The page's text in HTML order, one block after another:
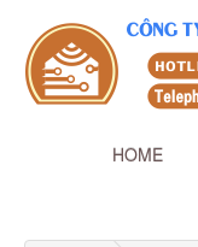
HOME